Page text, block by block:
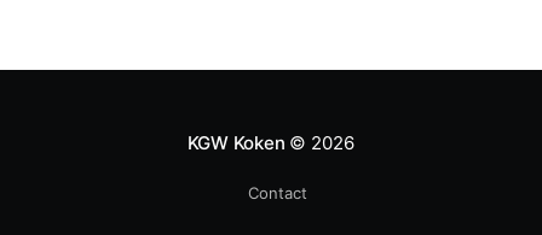
KGW Koken © 2026
Contact